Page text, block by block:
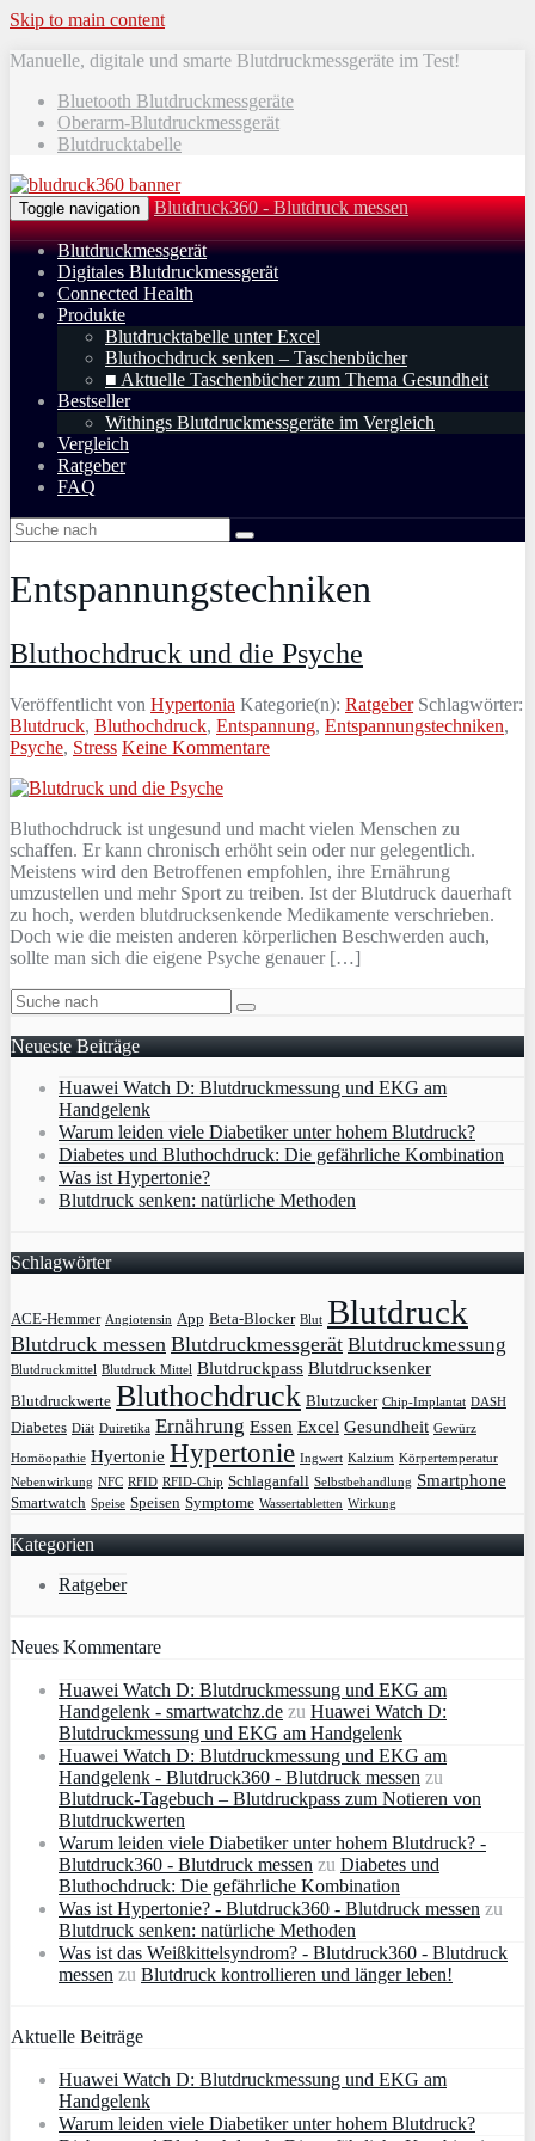
Skip to main content
Manuelle, digitale und smarte Blutdruckmessgeräte im Test!
Bluetooth Blutdruckmessgeräte
Oberarm-Blutdruckmessgerät
Blutdrucktabelle
Toggle navigation Blutdruck360 - Blutdruck messen
Blutdruckmessgerät
Digitales Blutdruckmessgerät
Connected Health
Produkte
Blutdrucktabelle unter Excel
Bluthochdruck senken – Taschenbücher
■ Aktuelle Taschenbücher zum Thema Gesundheit
Bestseller
Withings Blutdruckmessgeräte im Vergleich
Vergleich
Ratgeber
FAQ
Entspannungstechniken
Bluthochdruck und die Psyche
Veröffentlicht von Hypertonia Kategorie(n): RatgeberSchlagwörter:
Blutdruck, Bluthochdruck, Entspannung, Entspannungstechniken,
Psyche, Stress Keine Kommentare
Bluthochdruck ist ungesund und macht vielen Menschen zu
schaffen. Er kann chronisch erhöht sein oder nur gelegentlich.
Meistens wird den Betroffenen empfohlen, ihre Ernährung
umzustellen und mehr Sport zu treiben. Ist der Blutdruck dauerhaft
zu hoch, werden blutdrucksenkende Medikamente verschrieben.
Doch wie die meisten anderen körperlichen Beschwerden auch,
sollte man sich die eigene Psyche genauer […]
Neueste Beiträge
Huawei Watch D: Blutdruckmessung und EKG am
Handgelenk
Warum leiden viele Diabetiker unter hohem Blutdruck?
Diabetes und Bluthochdruck: Die gefährliche Kombination
Was ist Hypertonie?
Blutdruck senken: natürliche Methoden
Schlagwörter
ACE-Hemmer Angiotensin App Beta-Blocker Blut Blutdruck
Blutdruck messen Blutdruckmessgerät Blutdruckmessung
Blutdruckmittel Blutdruck Mittel Blutdruckpass Blutdrucksenker
Blutdruckwerte Bluthochdruck Blutzucker Chip-Implantat DASH
Diabetes Diät Duiretika Ernährung Essen Excel Gesundheit Gewürz
Homöopathie Hyertonie Hypertonie Ingwert Kalzium Körpertemperatur
Nebenwirkung NFC RFID RFID-Chip Schlaganfall Selbstbehandlung Smartphone
Smartwatch Speise Speisen Symptome Wassertabletten Wirkung
Kategorien
Ratgeber
Neues Kommentare
Huawei Watch D: Blutdruckmessung und EKG am
Handgelenk - smartwatchz.de zu Huawei Watch D:
Blutdruckmessung und EKG am Handgelenk
Huawei Watch D: Blutdruckmessung und EKG am
Handgelenk - Blutdruck360 - Blutdruck messen zu
Blutdruck-Tagebuch – Blutdruckpass zum Notieren von
Blutdruckwerten
Warum leiden viele Diabetiker unter hohem Blutdruck? -
Blutdruck360 - Blutdruck messen zu Diabetes und
Bluthochdruck: Die gefährliche Kombination
Was ist Hypertonie? - Blutdruck360 - Blutdruck messen zu
Blutdruck senken: natürliche Methoden
Was ist das Weißkittelsyndrom? - Blutdruck360 - Blutdruck
messen zu Blutdruck kontrollieren und länger leben!
Aktuelle Beiträge
Huawei Watch D: Blutdruckmessung und EKG am
Handgelenk
Warum leiden viele Diabetiker unter hohem Blutdruck?